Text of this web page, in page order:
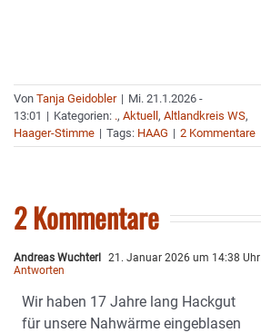
VonTanja Geidobler | Mi. 21.1.2026 -
13:01 | Kategorien: .,Aktuell,Altlandkreis WS,
Haager-Stimme | Tags: HAAG | 2 Kommentare
2 Kommentare
Andreas Wuchterl 21. Januar 2026 um 14:38 Uhr
Antworten
Wir haben 17 Jahre lang Hackgut
für unsere Nahwärme eingeblasen